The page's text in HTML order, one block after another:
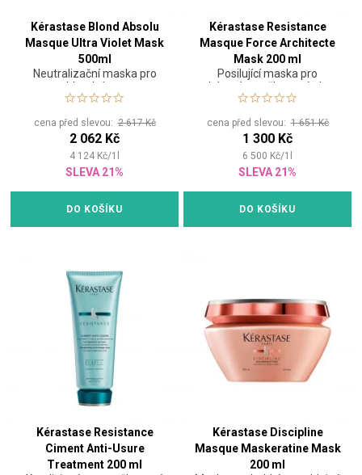
Kérastase Blond Absolu
Masque Ultra Violet Mask
500ml
Neutralizační maska pro
blond vlasy
cena před slevou:2 617 Kč
2 062 Kč
4 124 Kč/1
SLEVA 21%
DO KOŠÍKU
Kérastase Resistance
Masque Force Architecte
Mask 200 ml
Posilující maska pro
oslabené a poškozené vlasy
cena před slevou:1 651 Kč
1 300 Kč
6 500 Kč/1
SLEVA 21%
DO KOŠÍKU
Kérastase Resistance
Ciment Anti-Usure
Treatment 200 ml
Kérastase Discipline
Masque Maskeratine Mask
200 ml